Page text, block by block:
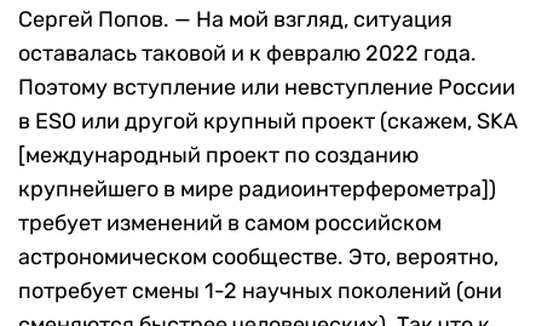
Сергей Попов. — На мой взгляд, ситуация
оставалась таковой и к февралю 2022 года.
Поэтому вступление или невступление России
в ESO или другой крупный проект (скажем, SKA
[международный проект по созданию
крупнейшего в мире радиоинтерферометра])
требует изменений в самом российском
астрономическом сообществе. Это, вероятно,
потребует смены 1-2 научных поколений (они